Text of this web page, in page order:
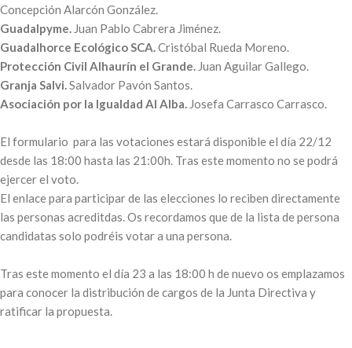
Concepción Alarcón González.
Guadalpyme. Juan Pablo Cabrera Jiménez.
Guadalhorce Ecológico SCA.Cristóbal Rueda Moreno.
Protección Civil Alhaurín el Grande. Juan Aguilar Gallego.
Granja Salvi.Salvador Pavón Santos.
Asociación por la Igualdad Al Alba. Josefa Carrasco Carrasco.
El formulario para las votaciones estará disponible el día 22/12
desde las 18:00 hasta las 21:00h. Tras este momento no se podrá
ejercer el voto.
El enlace para participar de las elecciones lo reciben directamente
las personas acreditdas. Os recordamos que de la lista de persona
candidatas solo podréis votar a una persona.
Tras este momento el día 23 a las 18:00 h de nuevo os emplazamos
para conocer la distribución de cargos de la Junta Directiva y
ratificar la propuesta.